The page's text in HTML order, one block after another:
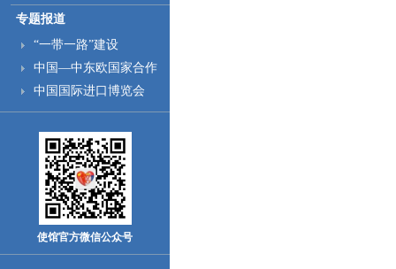
专题报道
“一带一路”建设
中国—中东欧国家合作
中国国际进口博览会
使馆官方微信公众号